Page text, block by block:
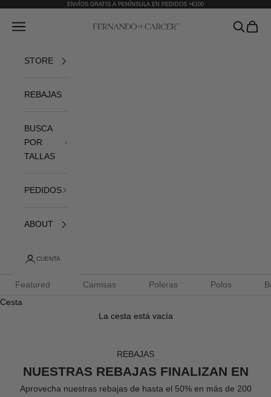
ENVÍOS GRATIS A PENÍNSULA EN PEDIDOS +€100
Fernando de Cárcer
Abrir menú de navegación AbrirAbrir
STORE
REBAJAS
BUSCA
POR
TALLAS
PEDIDOS
ABOUT
CUENTA
Featured Camisas Poleras Polos
Cesta
La cesta está vacía
REBAJAS
NUESTRAS REBAJAS FINALIZAN EN
Aprovecha nuestras rebajas de hasta el 50% en más de 200